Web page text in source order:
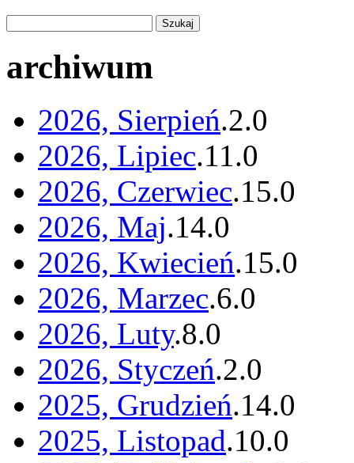
archiwum
2026, Sierpień.2.0
2026, Lipiec.11.0
2026, Czerwiec.15.0
2026, Maj.14.0
2026, Kwiecień.15.0
2026, Marzec.6.0
2026, Luty.8.0
2026, Styczeń.2.0
2025, Grudzień.14.0
2025, Listopad.10.0